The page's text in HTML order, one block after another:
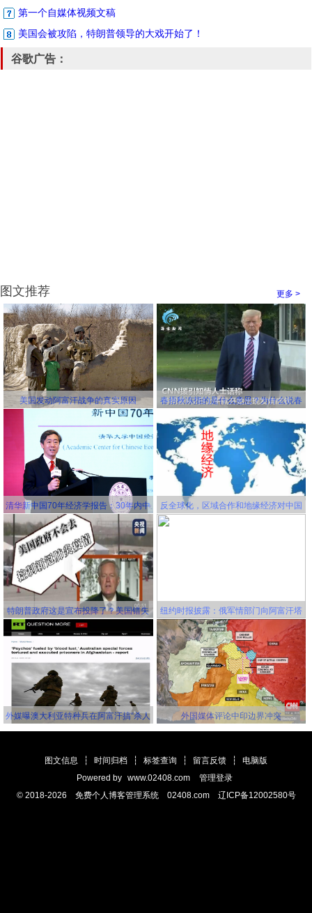
第一个自媒体视频文稿
美国会被攻陷，特朗普领导的大戏开始了！
谷歌广告：
更多 >
图文推荐
美国发动阿富汗战争的真实原因
春捂秋冻指的是什么意思？为什么说春
杂病
清华新中国70年经济学报告：30年内中
国将成为世界第一大经济体
反全球化，区域合作和地缘经济对中国
特朗普政府这是宣布投降了？美国错失
延缓新冠病毒传播的机会，并且还要一
错再错！
纽约时报披露：俄军情部门向阿富汗塔
利班关联组织秘密提供赏金，鼓励他们
击杀美军
外媒曝澳大利亚特种兵在阿富汗搞“杀人
外国媒体评论中印边界冲突
图文信息 ┆ 时间归档 ┆ 标签查询 ┆ 留言反馈 ┆
电脑版
Powered by www.02408.com
管理登录
© 2018-2026 免费个人博客管理系统 02408.com 辽ICP备12002580号